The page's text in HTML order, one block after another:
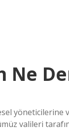
Ne
yöneticilerine
valileri